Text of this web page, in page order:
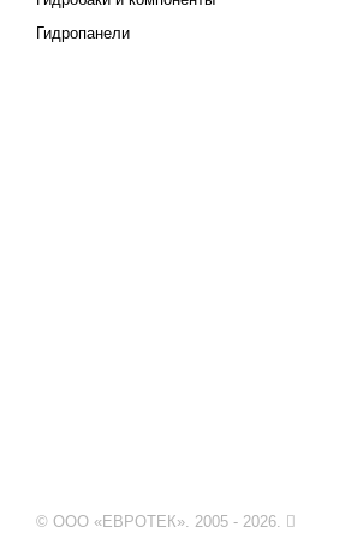
Гидропанели
© ООО «ЕВРОТЕК». 2005 - 2026.